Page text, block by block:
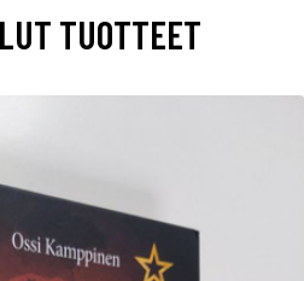
TUOTTEET